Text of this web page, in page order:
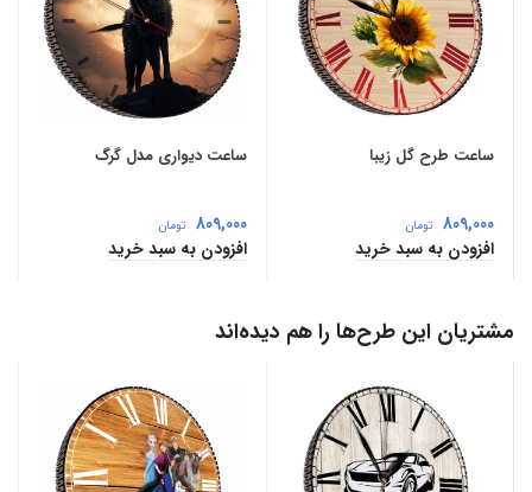
ساعت طرح گل زیبا
809,000 تومان
افزودن به سبد خرید
ساعت دیواری مدل گرگ
809,000 تومان
افزودن به سبد خرید
مشتریان این طرح‌ها را هم دیده‌اند